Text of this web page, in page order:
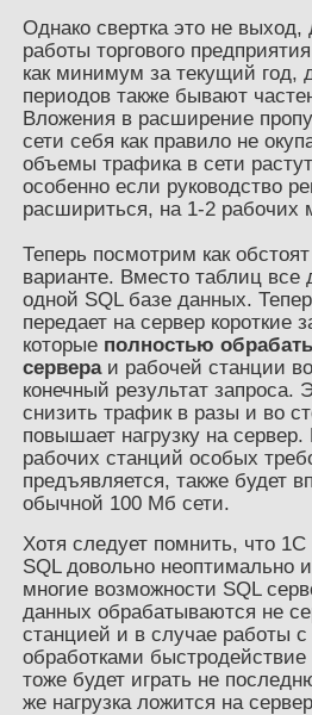
Однако свертка это не
работы торгового
как минимум за текущий
периодов также бывают
Вложения в расширение
сети себя как правило не
объемы трафика в сети
особенно если руководство
расшириться, на 1-2 рабочих
Теперь посмотрим как
варианте. Вместо таблиц все
одной SQL базе данных.
передает на сервер короткие
которые полностью
сервераи рабочей станции
конечный результат запроса.
снизить трафик в разы и во
повышает нагрузку на
рабочих станций особых
предъявляется, также будет
обычной 100 Мб сети.
Хотя следует помнить, что
SQL довольно неоптимально
многие возможности SQL
данных обрабатываются не
станцией и в случае работы
обработками
тоже будет играть не
же нагрузка ложится на